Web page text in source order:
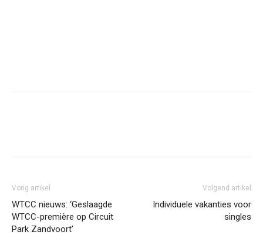
Vorig artikel
WTCC nieuws: ‘Geslaagde
WTCC-première op Circuit
Park Zandvoort’
Volgend artikel
Individuele vakanties voor
singles